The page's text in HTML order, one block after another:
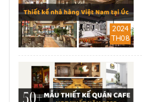
2024
TH08